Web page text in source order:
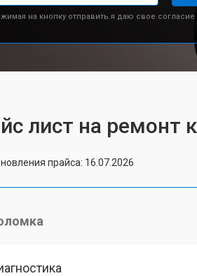
на кнопку отправить я даю свое согласие
лист на ремонт
прайса: 16.07.2026